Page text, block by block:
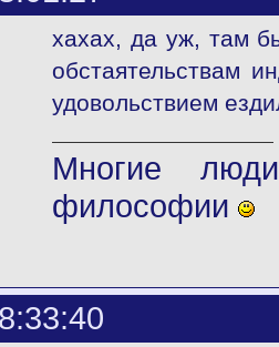
хахах, да уж, там
обстаятельствам
удовольствием
Многие
философии